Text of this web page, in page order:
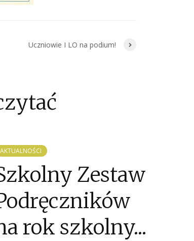
Uczniowie I LO na podium!
AKTUALNOŚCI
Zestaw
rok szkolny...